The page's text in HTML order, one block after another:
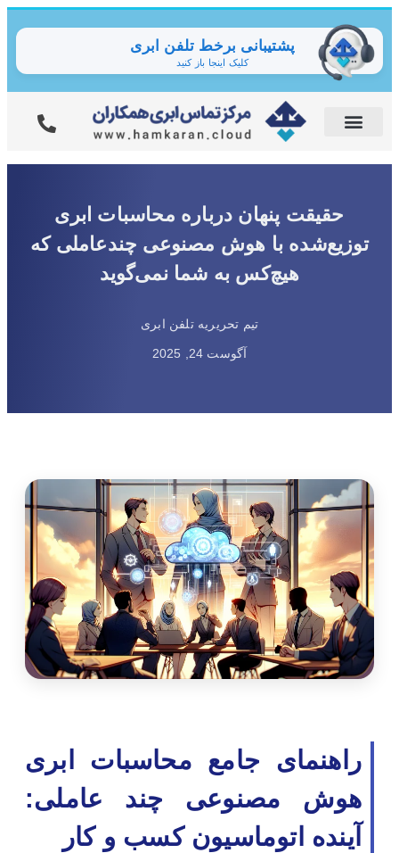
پشتیبانی برخط تلفن ابری
کلیک اینجا باز کنید
حقیقت پنهان درباره محاسبات ابری
توزیع‌شده با هوش مصنوعی چندعاملی که
هیچ‌کس به شما نمی‌گوید
تیم تحریریه تلفن ابری
آگوست 24, 2025
راهنمای جامع محاسبات ابری
هوش مصنوعی چند عاملی:
آینده اتوماسیون کسب و کار